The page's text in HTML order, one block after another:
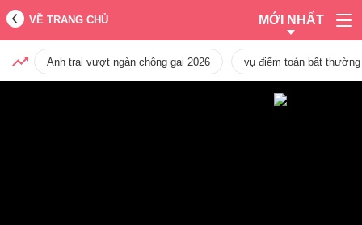
VỀ TRANG CHỦ MỚI NHẤT
Anh trai vượt ngàn chông gai 2026 vụ điểm toán bất